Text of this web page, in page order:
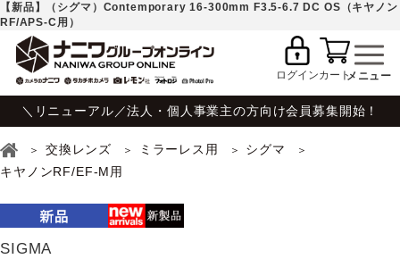
【新品】（シグマ）Contemporary 16-300mm F3.5-6.7 DC OS（キヤノン
RF/APS-C用）
ログインカート
＼リニューアル／法人・個人事業主の方向け会員募集開始！
交換レンズ ミラーレス用
シグマ
キヤノンRF/EF-M用
SIGMA